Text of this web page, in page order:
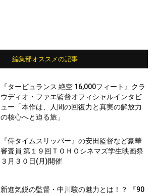
編集部オススメの記事
『タービュランス 絶空 16,000フィート』クラ
ウディオ・ファエ監督オフィシャルインタビ
ュー「本作は、人間の回復力と真実の解放力
の核心へと迫る旅」
『侍タイムスリッパー』の安田監督など豪華
審査員 第１９回ＴＯＨＯシネマズ学生映画祭
３月３０日(月)開催
新進気鋭の監督・中川駿の魅力とは！？ 『90